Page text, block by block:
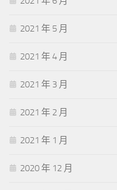
2021 年 5 月
2021 年 4 月
2021 年 3 月
2021 年 2 月
2021 年 1 月
2020 年 12 月